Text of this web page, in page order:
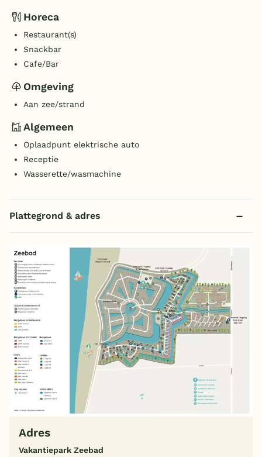
Horeca
Restaurant(s)
Snackbar
Cafe/Bar
Omgeving
Aan zee/strand
Algemeen
Oplaadpunt elektrische auto
Receptie
Wasserette/wasmachine
Plattegrond & adres
Adres
Vakantiepark Zeebad